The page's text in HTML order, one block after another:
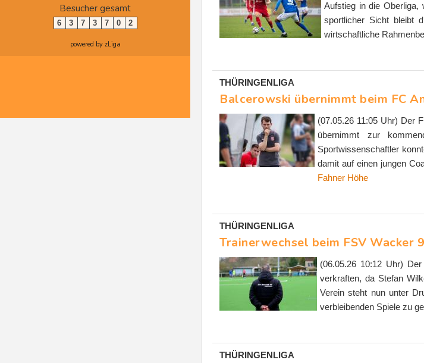
Besucher gesamt
6 3 7 3 7 0 2
powered by zLiga
Aufstieg in die Oberliga,
sportlicher Sicht bleibt
wirtschaftliche
THÜRINGENLIGA
Balcerowski übernimmt beim FC
(07.05.26 11:05 Uhr) Der
übernimmt zur
Sportwissenschaftler
damit auf einen jungen
Fahner Höhe
THÜRINGENLIGA
Trainerwechsel beim FSV Wacker
(06.05.26 10:12 Uhr)
verkraften, da Stefan
Verein steht nun unter
verbleibenden Spiele zu
THÜRINGENLIGA